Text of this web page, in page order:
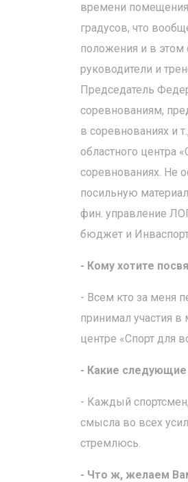
времени помещения
градусов, что
положения и в
руководители и
Председатель
соревнованиям,
в соревнованиях и
областного центра
соревнованиях. Не
посильную
фин. управление
бюджет и Инваспорт
- Кому хотите
- Всем кто за меня
принимал участия
центре «Спорт для
- Какие следующие
- Каждый
смысла во всех
стремлюсь.
- Что ж, желаем